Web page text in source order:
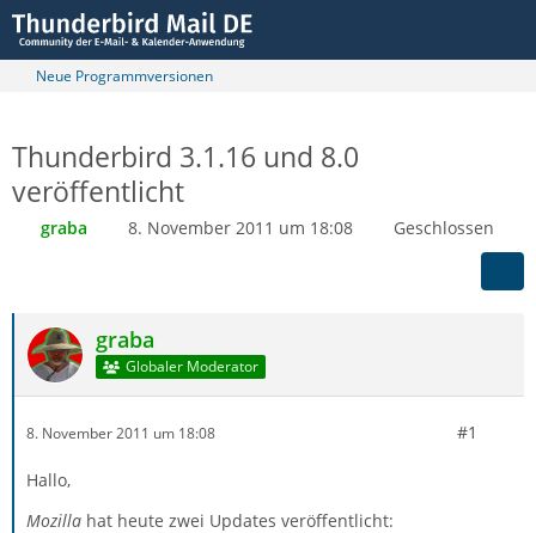
Neue Programmversionen
Thunderbird 3.1.16 und 8.0
veröffentlicht
graba 8. November 2011 um 18:08 Geschlossen
graba
Globaler Moderator
8. November 2011 um 18:08 #1
Hallo,
Mozilla hat heute zwei Updates veröffentlicht: